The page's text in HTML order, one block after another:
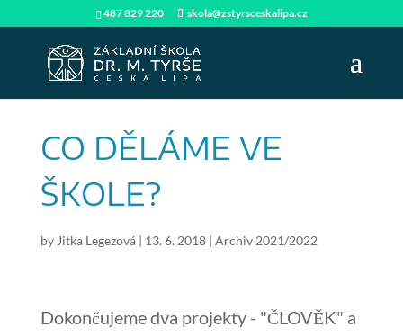
487 829 220 skola@zstyrsceskalipa.cz
CO DĚLÁME VE
ŠKOLE?
by Jitka Legezová| 13. 6. 2018| Archiv 2021/2022
Dokončujeme dva projekty - "ČLOVĚK" a